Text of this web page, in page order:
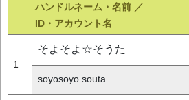
ハンドルネーム・名前 ／
ID・アカウント名
1
そよそよ☆そうた
soyosoyo.souta